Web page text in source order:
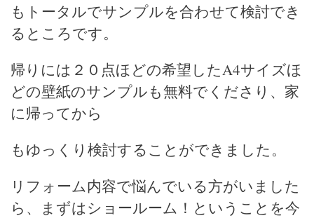
もトータルでサンプルを合わせて検討でき
るところです。
帰りには２０点ほどの希望したA4サイズほ
どの壁紙のサンプルも無料でくださり、家
に帰ってから
もゆっくり検討することができました。
リフォーム内容で悩んでいる方がいました
ら、まずはショールーム！ということを今